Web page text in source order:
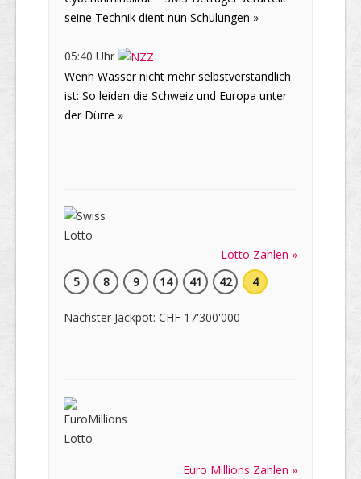
seine Technik dient nun Schulungen »
05:40 Uhr
Wenn Wasser nicht mehr selbstverständlich
ist: So leiden die Schweiz und Europa unter
der Dürre »
Lotto Zahlen »
5
8 9 14 41 42 4
Nächster Jackpot: CHF 17'300'000
Euro Millions Zahlen »